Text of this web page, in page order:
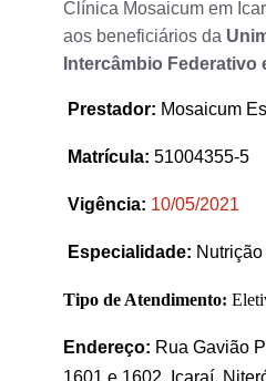
Clínica Mosaicum em
aos beneficiários da
Intercâmbio Federativo
Prestador: Mosaicum
Matrícula: 51004355-5
Vigência: 10/05/2021
Especialidade:
Tipo de Atendimento:
Endereço: Rua Gavião
1601 e 1602, Icaraí,